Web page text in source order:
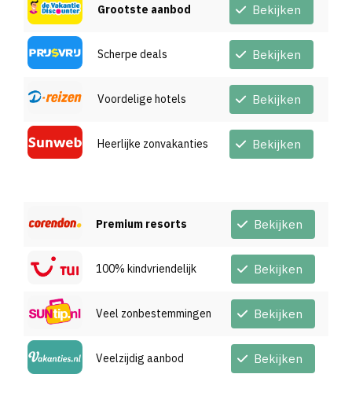
Grootste aanbod Bekijken
Scherpe deals Bekijken
Voordelige hotels Bekijken
Heerlijke zonvakanties Bekijken
Premium resorts Bekijken
100% kindvriendelijk Bekijken
Veel zonbestemmingen Bekijken
Veelzijdig aanbod Bekijken